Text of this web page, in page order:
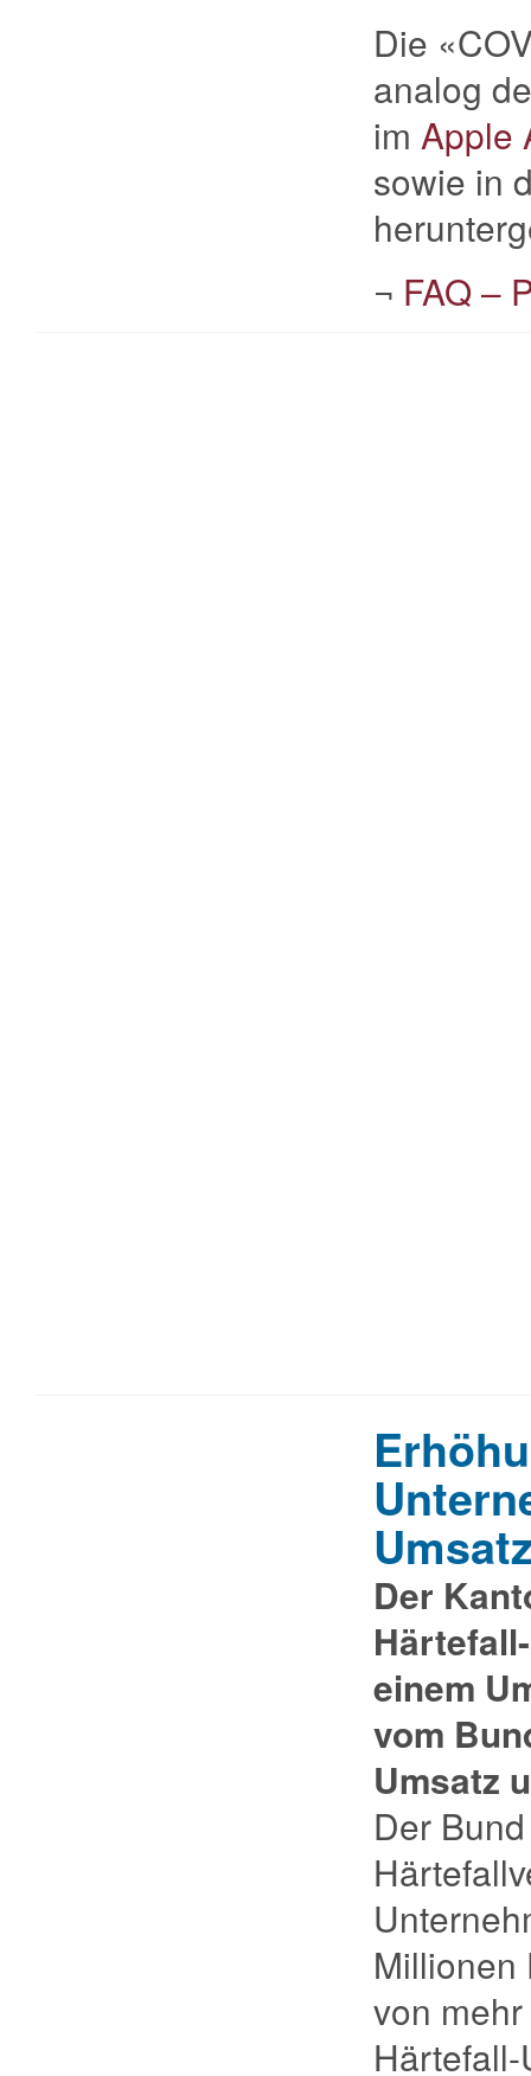
Die
analog
im Apple
sowie in
¬ FAQ –
Der
einem
vom
Umsatz
Der
Millionen
von